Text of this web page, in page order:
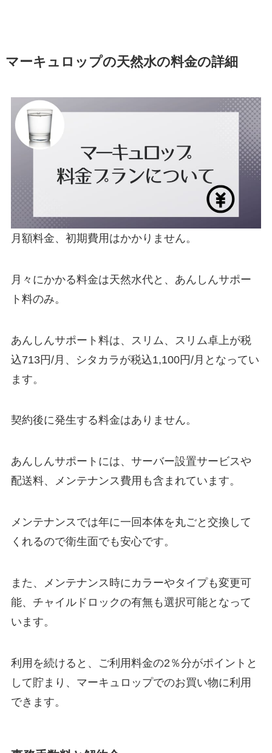
マーキュロップの天然水の料金の詳細
月額料金、初期費用はかかりません。
月々にかかる料金は天然水代と、あんしんサポー
ト料のみ。
あんしんサポート料は、スリム、スリム卓上が税
込713円/月、シタカラが税込1,100円/月となってい
ます。
契約後に発生する料金はありません。
あんしんサポートには、サーバー設置サービスや
配送料、メンテナンス費用も含まれています。
メンテナンスでは年に一回本体を丸ごと交換して
くれるので衛生面でも安心です。
また、メンテナンス時にカラーやタイプも変更可
能、チャイルドロックの有無も選択可能となって
います。
利用を続けると、ご利用料金の2％分がポイントと
して貯まり、マーキュロップでのお買い物に利用
できます。